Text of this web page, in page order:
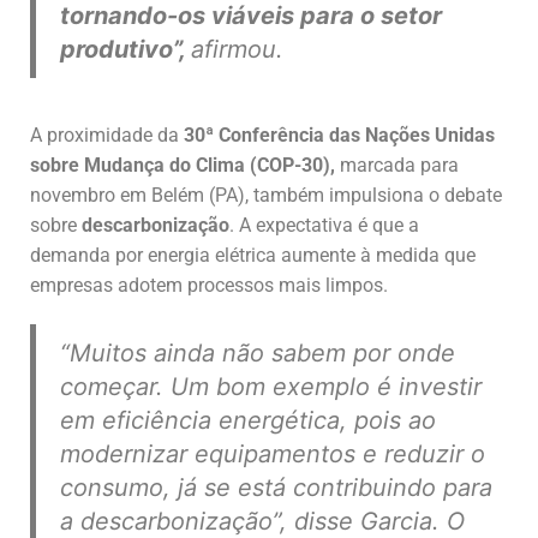
tornando-os viáveis para o setor
produtivo”, afirmou.
A proximidade da 30ª Conferência das Nações Unidas
sobre Mudança do Clima (COP-30), marcada para
novembro em Belém (PA), também impulsiona o debate
sobre descarbonização. A expectativa é que a
demanda por energia elétrica aumente à medida que
empresas adotem processos mais limpos.
“Muitos ainda não sabem por onde
começar. Um bom exemplo é investir
em eficiência energética, pois ao
modernizar equipamentos e reduzir o
consumo, já se está contribuindo para
a descarbonização”, disse Garcia. O